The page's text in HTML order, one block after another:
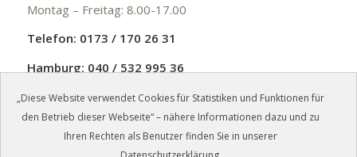
„Diese Website verwendet Cookies für Statistiken und Funktionen für
den Betrieb dieser Webseite“ – nähere Informationen dazu und zu
Ihren Rechten als Benutzer finden Sie in unserer
Montag – Freitag: 8.00-17.00
Telefon: 0173 / 170 26 31
Hamburg: 040 / 532 995 36
E-Mail:info@zmb-jb.de